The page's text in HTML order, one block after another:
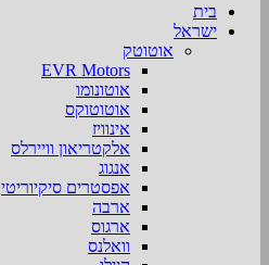
בית
ישראל
אוטוטק
EVR Motors
אוטונומו
אוטוטוקס
אינוויז
אלקטריאון וויירלס
אנגוג
אפסטרים סיקיוריטי
ארבה
ארגוס
וואלנס